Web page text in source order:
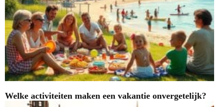
Welke activiteiten maken een vakantie onvergetelijk?